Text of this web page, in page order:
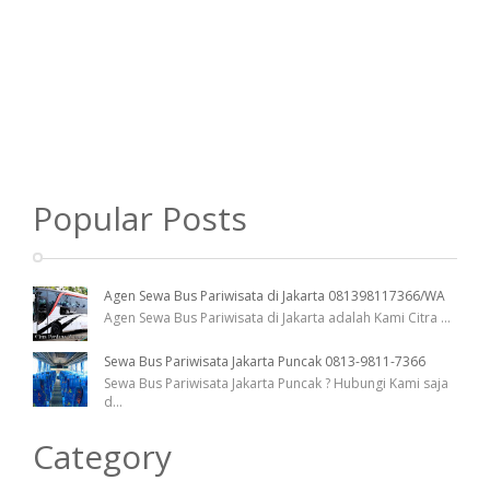
Popular Posts
Agen Sewa Bus Pariwisata di Jakarta 081398117366/WA
Agen Sewa Bus Pariwisata di Jakarta adalah Kami Citra ...
Sewa Bus Pariwisata Jakarta Puncak 0813-9811-7366
Sewa Bus Pariwisata Jakarta Puncak ? Hubungi Kami saja
d...
Category